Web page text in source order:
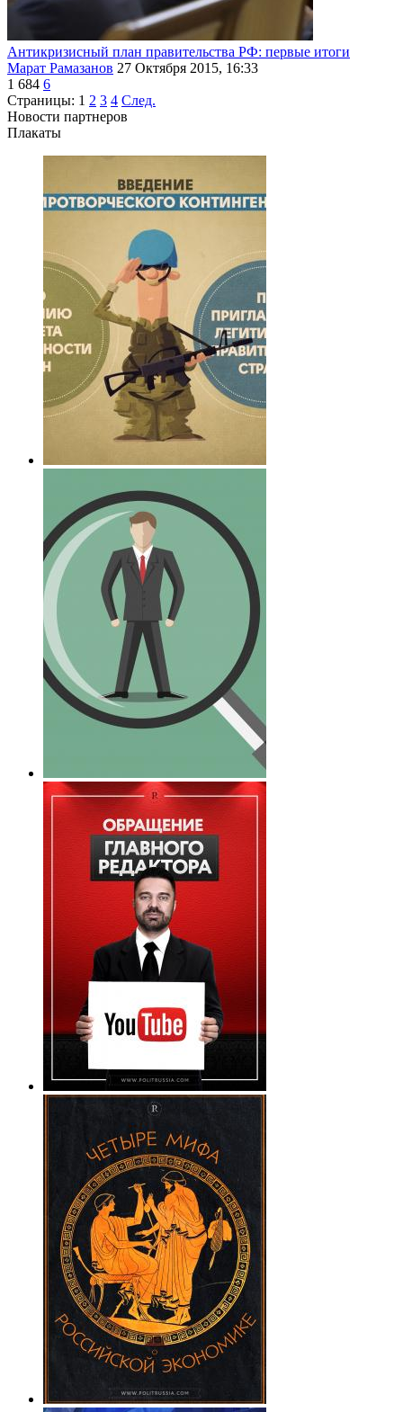
Антикризисный план правительства РФ: первые итоги
Марат Рамазанов 27 Октября 2015, 16:33
1 684 6
Страницы: 1 2 3 4 След.
Новости партнеров
Плакаты